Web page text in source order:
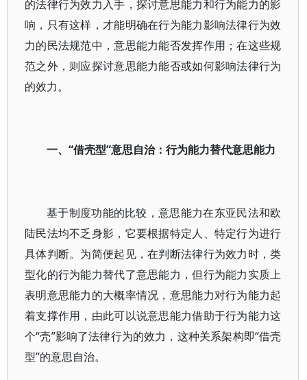
的法律行为效力入手，探讨意思能力和行为能力的影
响，只有这样，才能明确在行为能力影响法律行为效
力的民法规范中，意思能力能否发挥作用；在这些规
范之外，则应探讨意思能力能否或如何影响法律行为
的效力。
一、“借壳型”意思自治：行为能力替代意思能力
基于制度功能的比较，意思能力在东亚民法和欧
陆民法均不乏身影，它要根据特定人、特定行为进行
具体判断。为简便起见，在判断法律行为效力时，类
型化的行为能力替代了意思能力，但行为能力实质上
表明意思能力的大概率情况，意思能力对行为能力起
着支撑作用，由此可以说意思能力借助于行为能力这
个“壳”影响了法律行为的效力，这种关系架构即“借壳
型”的意思自治。